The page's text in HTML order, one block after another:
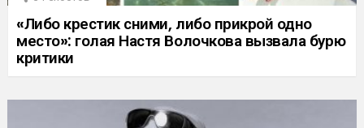
«Либо крестик сними, либо прикрой одно
место»: голая Настя Волочкова вызвала бурю
критики